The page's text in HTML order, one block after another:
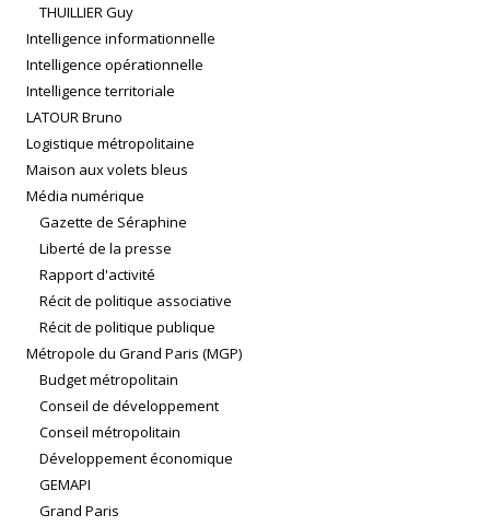
THUILLIER Guy
Intelligence informationnelle
Intelligence opérationnelle
Intelligence territoriale
LATOUR Bruno
Logistique métropolitaine
Maison aux volets bleus
Média numérique
Gazette de Séraphine
Liberté de la presse
Rapport d'activité
Récit de politique associative
Récit de politique publique
Métropole du Grand Paris (MGP)
Budget métropolitain
Conseil de développement
Conseil métropolitain
Développement économique
GEMAPI
Grand Paris